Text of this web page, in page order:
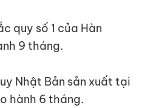
quy số 1 của Hàn
9 tháng.
Nhật Bản sản xuất tại
hành 6 tháng.